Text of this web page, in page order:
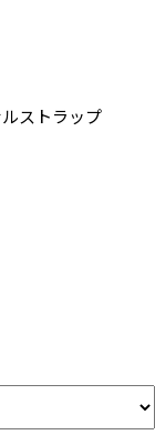
ストラップ